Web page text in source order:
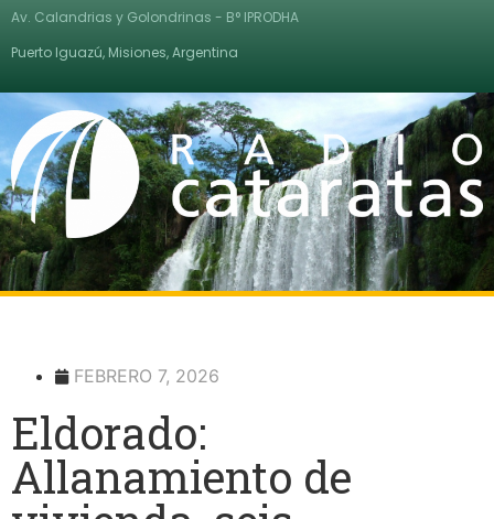
Av. Calandrias y Golondrinas - B° IPRODHA
Puerto Iguazú, Misiones, Argentina
FEBRERO 7, 2026
Eldorado:
Allanamiento de